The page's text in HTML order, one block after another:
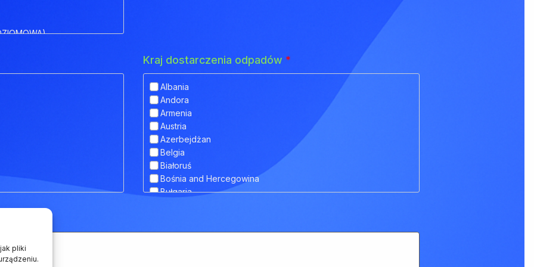
pliki
POKŁADEM
ZWIERZĄT
Kraj dostarczenia odpadów *
Albania
Andora
Armenia
Austria
Azerbejdżan
Belgia
Białoruś
Bośnia and Hercegowina
Bułgaria
Czarnogóra